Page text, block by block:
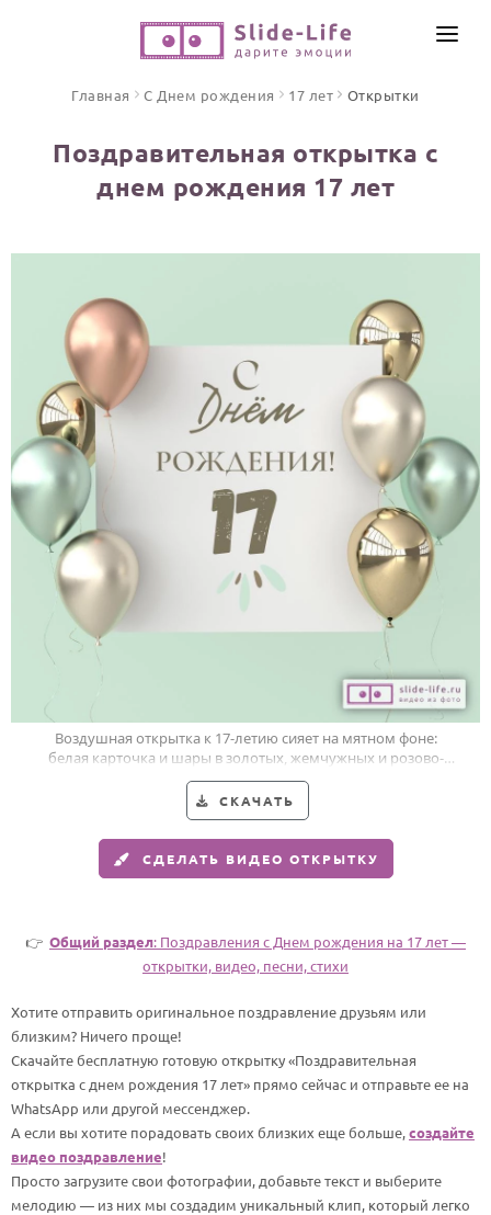
ПО ФОРМАТУ
Песни поздравления
Открытки
Стихи и тексты
ПРАЗДНИКИ
С Днем рождения
Юбилей
Свадьба
Годовщина свадьбы
Календарь праздников
КОМУ
Женщине
Маме
Папе
По именам
ИНСТРУМЕНТЫ
ОТЗЫВЫ
Главная С Днем рождения 17 лет Открытки
Поздравительная открытка с
днем рождения 17 лет
Воздушная открытка к 17-летию сияет на мятном фоне:
белая карточка и шары в золотых, жемчужных и розово-
золотых тонах.
СКАЧАТЬ
СДЕЛАТЬ ВИДЕО ОТКРЫТКУ
👉 Общий раздел: Поздравления c Днем рождения на 17 лет —
открытки, видео, песни, стихи
Хотите отправить оригинальное поздравление друзьям или
близким? Ничего проще!
Скачайте бесплатную готовую открытку «Поздравительная
открытка с днем рождения 17 лет» прямо сейчас и отправьте ее на
WhatsApp или другой мессенджер.
А если вы хотите порадовать своих близких еще больше,создайте
видео поздравление!
Просто загрузите свои фотографии, добавьте текст и выберите
мелодию — из них мы создадим уникальный клип, который легко